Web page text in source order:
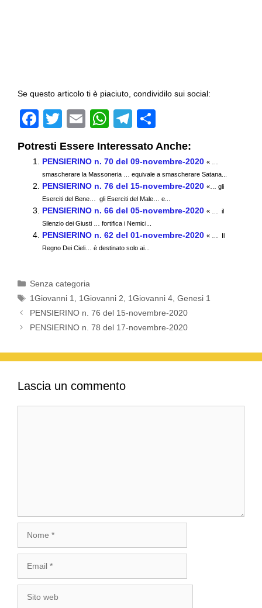
Se questo articolo ti è piaciuto, condividilo sui social:
F
c
e
b
o
o
k
T
wi
tt
er
E
m
ail
W
at
s
A
p
p
T
el
e
gr
a
m
o
n
di
vi
di
Potresti Essere Interessato Anche:
PENSIERINO n. 70 del 09-novembre-2020 « …
smascherare la Massoneria … equivale a smascherare Satana...
PENSIERINO n. 76 del 15-novembre-2020 «… gli
Eserciti del Bene… gli Eserciti del Male… e...
PENSIERINO n. 66 del 05-novembre-2020 « … il
Silenzio dei Giusti … fortifica i Nemici...
PENSIERINO n. 62 del 01-novembre-2020 « … Il
Regno Dei Cieli… è destinato solo ai...
Categorie
Senza categoria
Tag
1Giovanni 1, 1Giovanni 2, 1Giovanni 4,Genesi 1
PENSIERINO n. 76 del 15-novembre-2020
PENSIERINO n. 78 del 17-novembre-2020
Lascia un commento
web